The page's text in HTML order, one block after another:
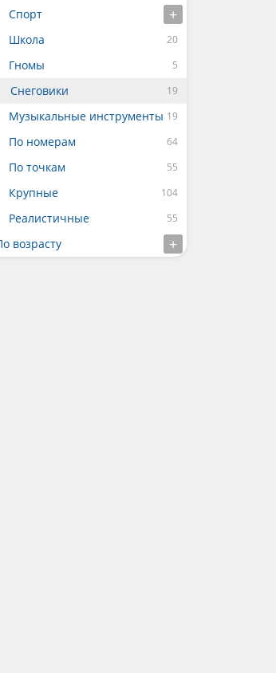
Спорт
Школа
Гномы
Снеговики
Музыкальные инструменты
По номерам
По точкам
Крупные
Реалистичные
возрасту